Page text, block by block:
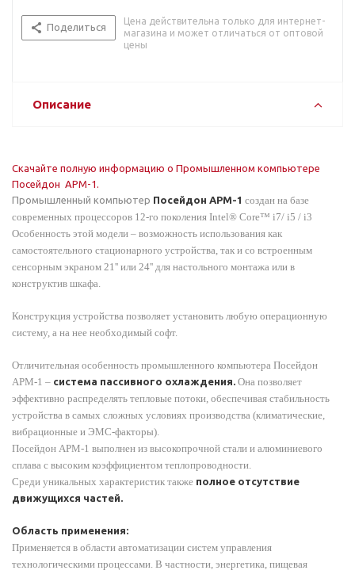
Поделиться
Цена действительна только для интернет-
магазина и может отличаться от оптовой
цены
Описание
Скачайте полную информацию о Промышленном компьютере
Посейдон АРМ-1.
Промышленный компьютер Посейдон АРМ-1 создан на базе
современных процессоров 12-го поколения Intel® Core™ i7/ i5 / i3
Особенность этой модели – возможность использования как
самостоятельного стационарного устройства, так и со встроенным
сенсорным экраном 21'' или 24'' для настольного монтажа или в
конструктив шкафа.
Конструкция устройства позволяет установить любую операционную
систему, а на нее необходимый софт.
Отличительная особенность промышленного компьютера Посейдон
АРМ-1 – система пассивного охлаждения. Она позволяет
эффективно распределять тепловые потоки, обеспечивая стабильность
устройства в самых сложных условиях производства (климатические,
вибрационные и ЭМС-факторы).
Посейдон АРМ-1 выполнен из высокопрочной стали и алюминиевого
сплава с высоким коэффициентом теплопроводности.
Среди уникальных характеристик также полное отсутствие
движущихся частей.
Область применения:
Применяется в области автоматизации систем управления
технологическими процессами. В частности, энергетика, пищевая